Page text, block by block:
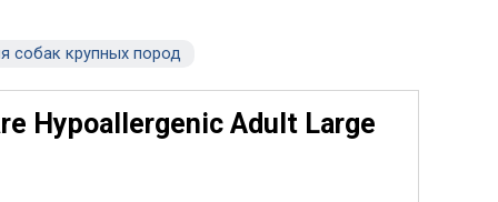
собак крупных пород
Hypoallergenic Adult Large